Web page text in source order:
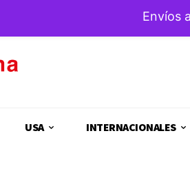
USA INTERNACIONALES
Envíos